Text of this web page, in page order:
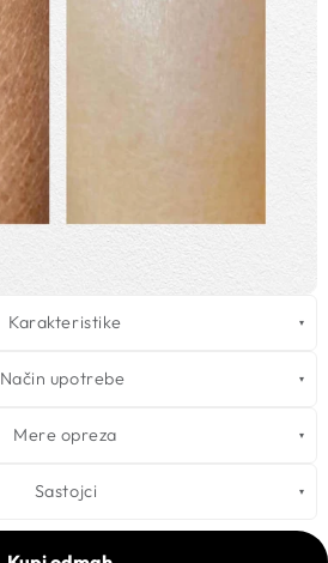
Karakteristike
Način upotrebe
Mere opreza
Sastojci